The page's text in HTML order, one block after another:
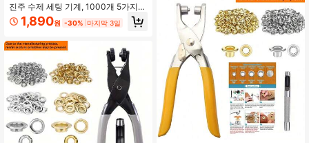
진주 수제 세팅 기계, 1000개 5가지
사이즈의 라운드 진주 비즈 리벳 스터
드가 포함된 비즈 리벳 고정 기계 모
1,890원 -30% 마지막 3일